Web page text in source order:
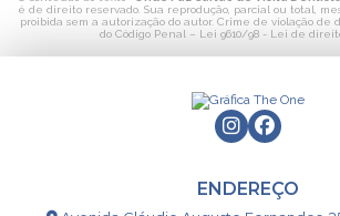
é de direito reservado. Sua reprodução, parcial ou total,
proibida sem a autorização do autor. Crime de violação de
do Código Penal – Lei 9610/98 - Lei de
ENDEREÇO